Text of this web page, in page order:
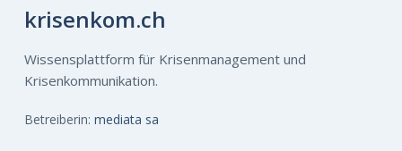
krisenkom.ch
Wissensplattform für Krisenmanagement und
Krisenkommunikation.
Betreiberin: mediata sa